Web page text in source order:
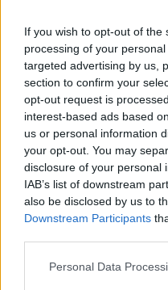
If you wish to opt-out of
processing of your
targeted advertising by us,
section to confirm your
opt-out request is
interest-based ads based
us or personal information
your opt-out. You may
disclosure of your personal
IAB’s list of downstream
also be disclosed by us to
Downstream Participants
Personal Data
Kegyetlen hetek
magyarokra:
A tartós hőség nemcsak